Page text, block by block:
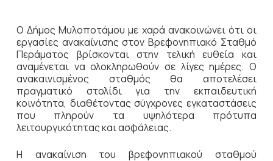
Ο Δήμος Μυλοποτάμου με χαρά ανακοινώνει ότι οι
εργασίες ανακαίνισης στον Βρεφονηπιακό Σταθμό
Περάματος βρίσκονται στην τελική ευθεία και
αναμένεται να ολοκληρωθούν σε λίγες ημέρες. Ο
ανακαινισμένος σταθμός θα αποτελέσει
πραγματικό στολίδι για την εκπαιδευτική
κοινότητα, διαθέτοντας σύγχρονες εγκαταστάσεις
που πληρούν τα υψηλότερα πρότυπα
λειτουργικότητας και ασφάλειας.
Η ανακαίνιση του βρεφονηπιακού σταθμού